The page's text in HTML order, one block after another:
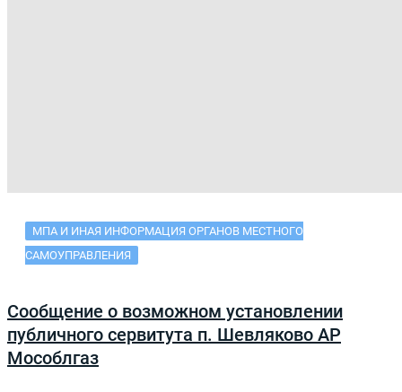
МПА И ИНАЯ ИНФОРМАЦИЯ ОРГАНОВ МЕСТНОГО
САМОУПРАВЛЕНИЯ
Сообщение о возможном установлении
публичного сервитута п. Шевляково АР
Мособлгаз